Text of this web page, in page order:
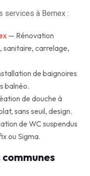
services à Bernex :
— Rénovation
sanitaire, carrelage,
de baignoires
balnéo.
de douche à
sans seuil, design.
de WC suspendus
ou Sigma.